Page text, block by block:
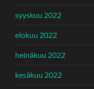
syyskuu 2022
elokuu 2022
heinäkuu 2022
kesäkuu 2022